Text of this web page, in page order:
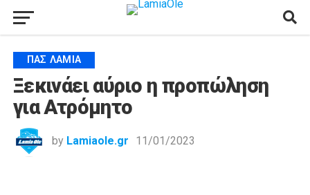
ΠΑΣ ΛΑΜΊΑ
Ξεκινάει αύριο η προπώληση
για Ατρόμητο
by Lamiaole.gr 11/01/2023